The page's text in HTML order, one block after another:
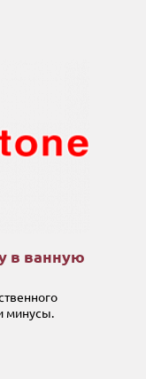
в ванную
минусы.